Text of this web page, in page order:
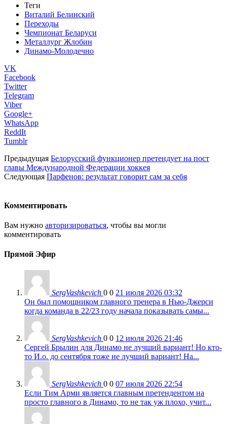
Теги
Виталий Белинский
Переходы
Чемпионат Беларуси
Металлург Жлобин
Динамо-Молодечно
VK
Facebook
Twitter
Telegram
Viber
Google+
WhatsApp
ReddIt
Tumblr
Предыдущая Белорусский функционер претендует на пост
главы Международной Федерации хоккея
Следующая Парфенов: результат говорит сам за себя
Комментировать
Вам нужно авторизироваться, чтобы вы могли
комментировать
Прямой Эфир
SergVashkevich 0 0 21 июля 2026 03:32
Он был помощником главного тренера в Нью-Джерси
когда команда в 22/23 году начала показывать самы...
SergVashkevich 0 0 12 июля 2026 21:46
Сергей Брылин для Динамо не лучший вариант! Но кто-
то И.о. до сентября тоже не лучший вариант! На...
SergVashkevich 0 0 07 июля 2026 22:54
Если Тим Арми является главным претендентом на
просто главного в Динамо, то не так уж плохо, учит...